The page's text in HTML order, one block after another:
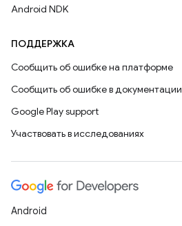
Android NDK
ПОДДЕРЖКА
Сообщить об ошибке на платформе
Сообщить об ошибке в документации
Google Play support
Участвовать в исследованиях
Android